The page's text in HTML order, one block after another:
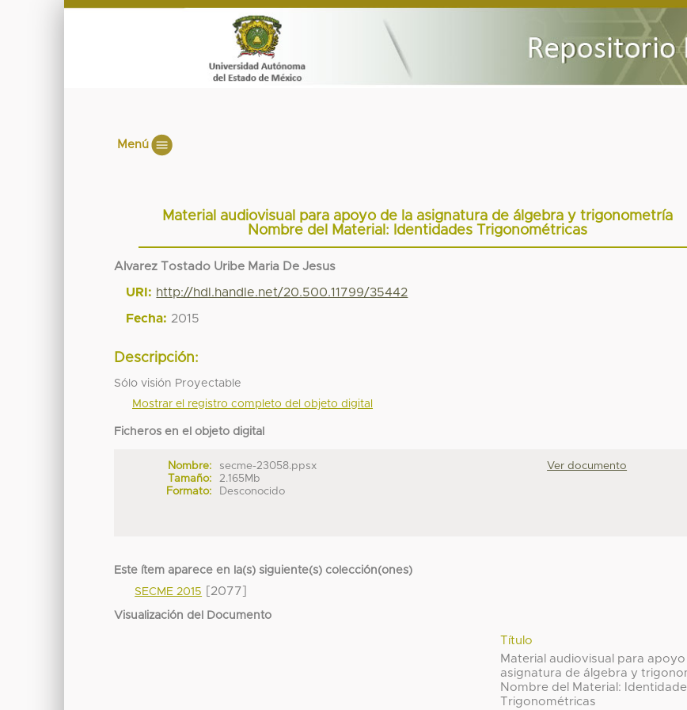
Menú
Material audiovisual para apoyo de la asignatura de álgebra y trigonometría
Nombre del Material: Identidades Trigonométricas
Alvarez Tostado Uribe Maria De Jesus
URI: http://hdl.handle.net/20.500.11799/35442
Fecha: 2015
Descripción:
Sólo visión Proyectable
Mostrar el registro completo del objeto digital
Ficheros en el objeto digital
Nombre:
secme-23058.ppsx
Tamaño:
2.165Mb
Formato:
Desconocido
Ver documento
Este ítem aparece en la(s) siguiente(s) colección(ones)
SECME 2015
[2077]
Visualización del Documento
Título
Material audiovisual para apoyo
asignatura de álgebra y
Nombre del Material:
Trigonométricas